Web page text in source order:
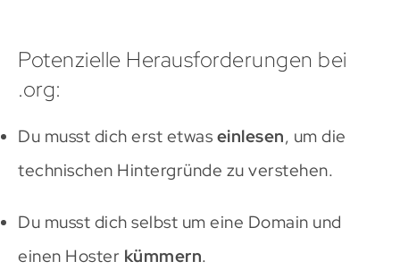
Potenzielle Herausforderungen bei
.org:
Du musst dich erst etwas einlesen, um die
technischen Hintergründe zu verstehen.
Du musst dich selbst um eine Domain und
einen Hoster kümmern.